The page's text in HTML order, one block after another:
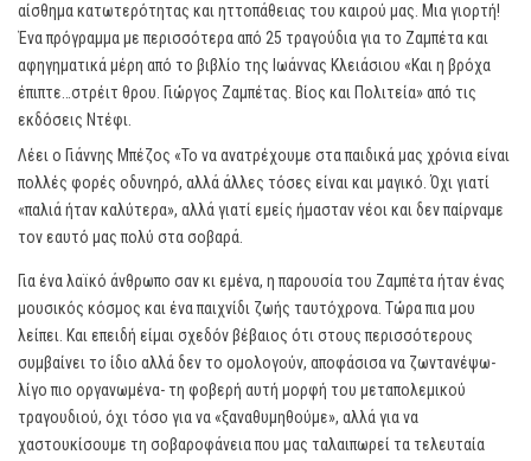
αίσθημα κατωτερότητας και ηττοπάθειας του καιρού μας. Μια γιορτή!
Ένα πρόγραμμα με περισσότερα από 25 τραγούδια για το Ζαμπέτα και
αφηγηματικά μέρη από το βιβλίο της Ιωάννας Κλειάσιου «Και η βρόχα
έπιπτε…στρέιτ θρου. Γιώργος Ζαμπέτας. Βίος και Πολιτεία» από τις
εκδόσεις Ντέφι.
Λέει ο Γιάννης Μπέζος «Το να ανατρέχουμε στα παιδικά μας χρόνια είναι
πολλές φορές οδυνηρό, αλλά άλλες τόσες είναι και μαγικό. Όχι γιατί
«παλιά ήταν καλύτερα», αλλά γιατί εμείς ήμασταν νέοι και δεν παίρναμε
τον εαυτό μας πολύ στα σοβαρά.
Για ένα λαϊκό άνθρωπο σαν κι εμένα, η παρουσία του Ζαμπέτα ήταν ένας
μουσικός κόσμος και ένα παιχνίδι ζωής ταυτόχρονα. Τώρα πια μου
λείπει. Και επειδή είμαι σχεδόν βέβαιος ότι στους περισσότερους
συμβαίνει το ίδιο αλλά δεν το ομολογούν, αποφάσισα να ζωντανέψω-
λίγο πιο οργανωμένα- τη φοβερή αυτή μορφή του μεταπολεμικού
τραγουδιού, όχι τόσο για να «ξαναθυμηθούμε», αλλά για να
χαστουκίσουμε τη σοβαροφάνεια που μας ταλαιπωρεί τα τελευταία